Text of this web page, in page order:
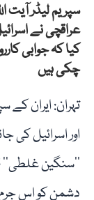
سپریم لیڈر آیت
عراقچی نے
کیا کہ جوابی
چکی ہیں
تہران: ایران کے
اور اسرائیل کی
’’سنگین
دشمن کو اس